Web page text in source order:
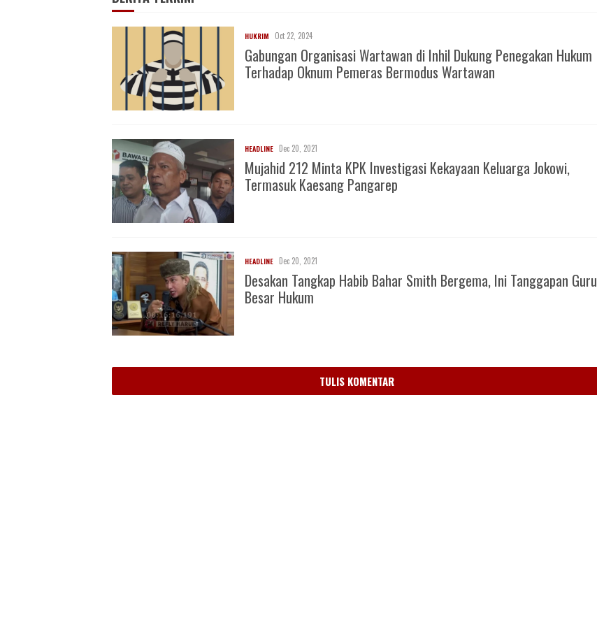
HUKRIM Oct 22, 2024
Gabungan Organisasi Wartawan di Inhil Dukung Penegakan Hukum
Terhadap Oknum Pemeras Bermodus Wartawan
HEADLINE Dec 20, 2021
Mujahid 212 Minta KPK Investigasi Kekayaan Keluarga Jokowi,
Termasuk Kaesang Pangarep
HEADLINE Dec 20, 2021
Desakan Tangkap Habib Bahar Smith Bergema, Ini Tanggapan Guru
Besar Hukum
TULIS KOMENTAR